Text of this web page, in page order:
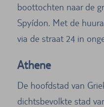
boottochten naar de
Spyídon. Met de
via de straat 24 in
Athene
De hoofdstad van
dichtsbevolkte stad